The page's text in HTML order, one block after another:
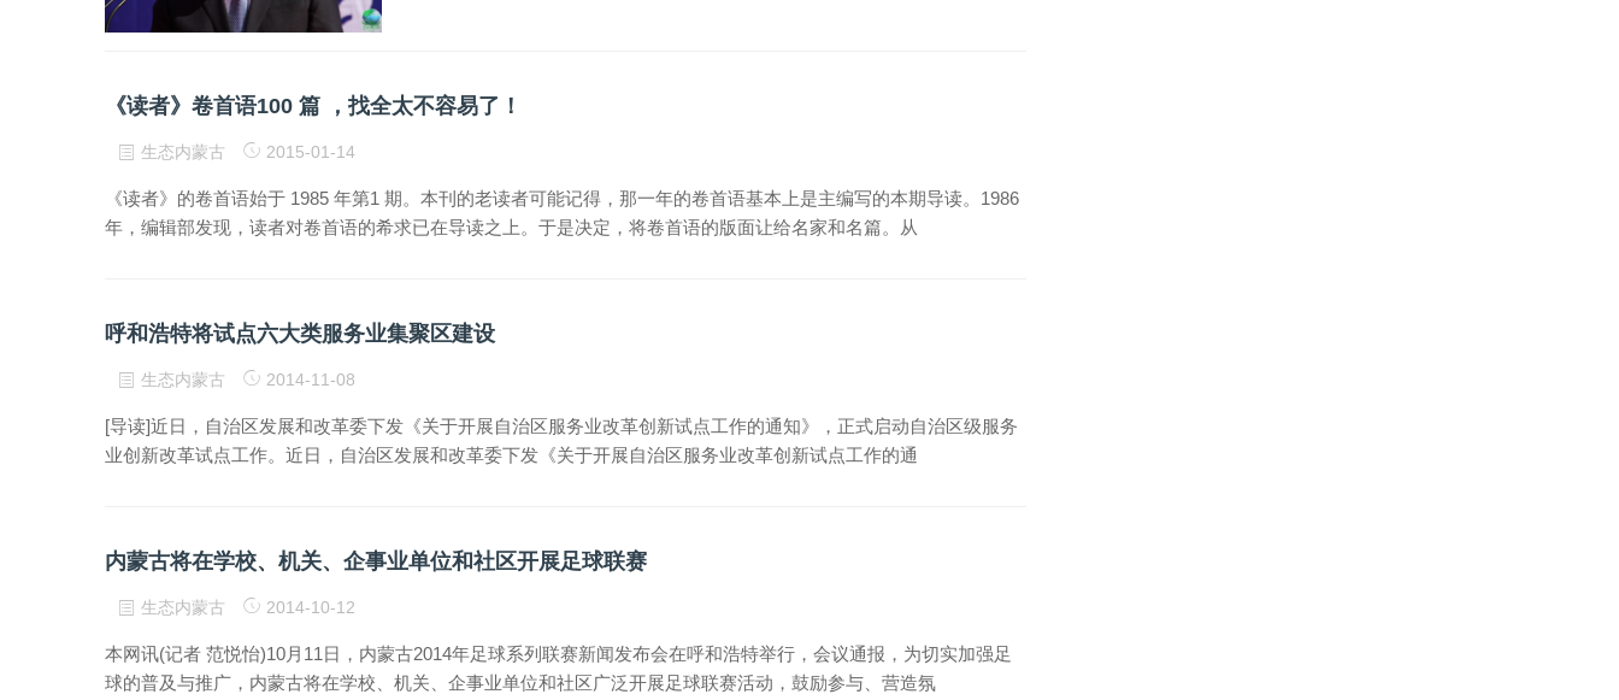
《读者》卷首语100 篇 ，找全太不容易了！
生态内蒙古 2015-01-14
《读者》的卷首语始于 1985 年第1 期。本刊的老读者可能记得，那一年的卷首语基本上是主编写的本期导读。1986
年，编辑部发现，读者对卷首语的希求已在导读之上。于是决定，将卷首语的版面让给名家和名篇。从
呼和浩特将试点六大类服务业集聚区建设
生态内蒙古 2014-11-08
[导读]近日，自治区发展和改革委下发《关于开展自治区服务业改革创新试点工作的通知》，正式启动自治区级服务
业创新改革试点工作。近日，自治区发展和改革委下发《关于开展自治区服务业改革创新试点工作的通
内蒙古将在学校、机关、企事业单位和社区开展足球联赛
生态内蒙古 2014-10-12
本网讯(记者 范悦怡)10月11日，内蒙古2014年足球系列联赛新闻发布会在呼和浩特举行，会议通报，为切实加强足
球的普及与推广，内蒙古将在学校、机关、企事业单位和社区广泛开展足球联赛活动，鼓励参与、营造氛